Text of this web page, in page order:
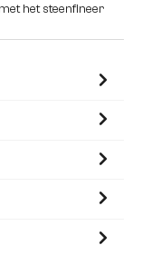
het steenfineer